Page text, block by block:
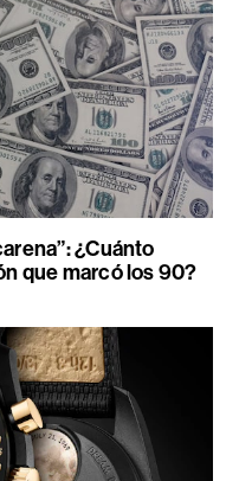
¿Cuánto
que marcó los 90?